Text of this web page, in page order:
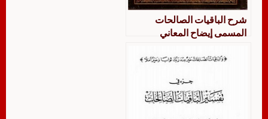
شرح الباقيات الصالحات
المسمى إيضاح المعاني
العبارات في شرحالكلمات
الآثار المختصة بفضل الصلاة
على النبي المختار